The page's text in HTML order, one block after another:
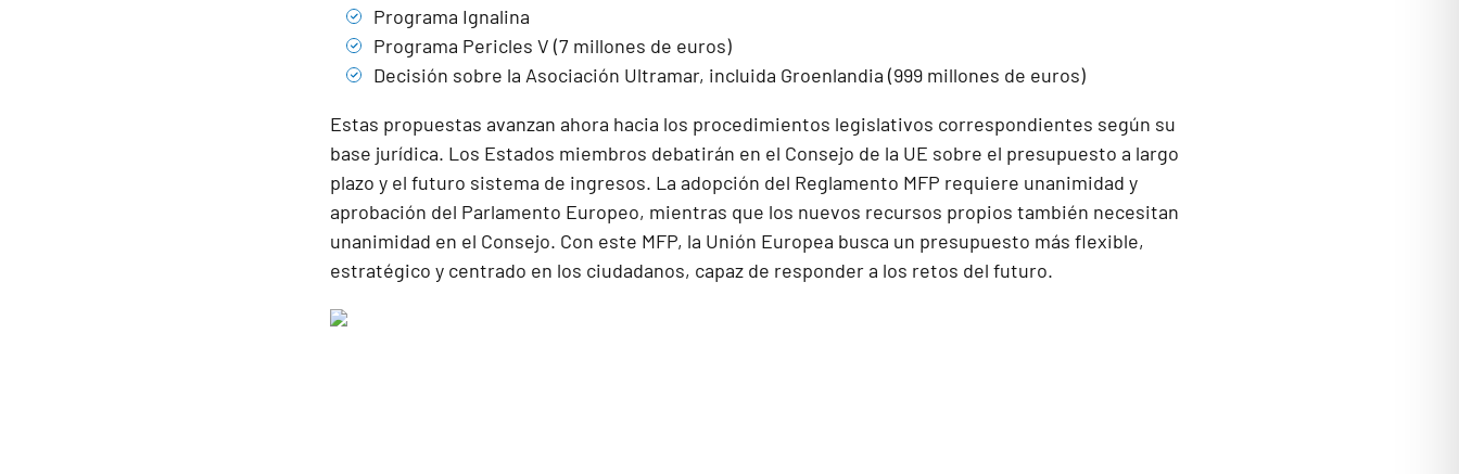
Programa Ignalina
Programa Pericles V (7 millones de euros)
Decisión sobre la Asociación Ultramar, incluida Groenlandia (999 millones de euros)
Estas propuestas avanzan ahora hacia los procedimientos legislativos correspondientes según su
base jurídica. Los Estados miembros debatirán en el Consejo de la UE sobre el presupuesto a largo
plazo y el futuro sistema de ingresos. La adopción del Reglamento MFP requiere unanimidad y
aprobación del Parlamento Europeo, mientras que los nuevos recursos propios también necesitan
unanimidad en el Consejo. Con este MFP, la Unión Europea busca un presupuesto más flexible,
estratégico y centrado en los ciudadanos, capaz de responder a los retos del futuro.